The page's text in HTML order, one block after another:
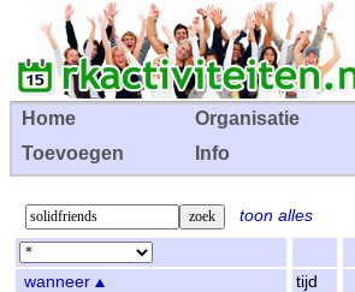
Home Organisatie
Toevoegen
Info
toon alles
wanneer tijd